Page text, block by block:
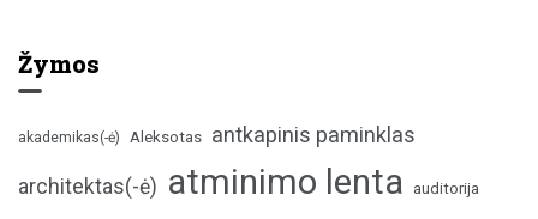
Žymos
akademikas(-ė) Aleksotas antkapinis paminklas
architektas(-ė) atminimo lenta auditorija